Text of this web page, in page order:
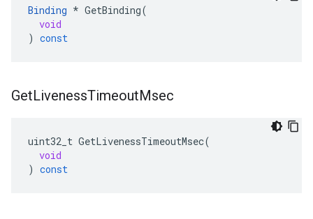
Binding * GetBinding(
void
) const
GetLivenessTimeoutMsec
uint32_t GetLivenessTimeoutMsec(
void
) const